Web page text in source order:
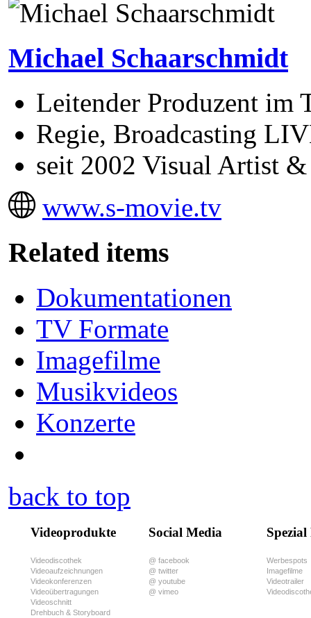
Michael Schaarschmidt
Leitender Produzent im
Regie, Broadcasting
seit 2002 Visual Artist
www.s-movie.tv
Related items
Dokumentationen
TV Formate
Imagefilme
Musikvideos
Konzerte
back to top
Videoprodukte
Videodiscothek
Videoaufzeichnungen
Videokonferenzen
Videoübertragungen
Videoschnitt
Drehbuch & Storyboard
Social Media
@ facebook
@ twitter
@ youtube
@ vimeo
Werbespots
Imagefilme
Videotrailer